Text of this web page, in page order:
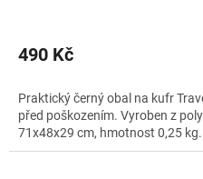
490 Kč
Praktický černý obal na kufr
před poškozením. Vyroben z
71x48x29 cm, hmotnost 0,25 kg.